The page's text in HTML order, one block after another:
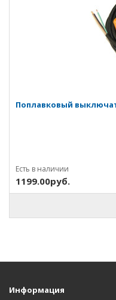
Поплавковый
Есть в наличии
1199.00руб.
Информация